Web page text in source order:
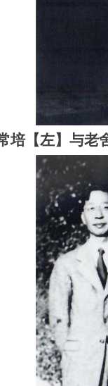
培【左】与